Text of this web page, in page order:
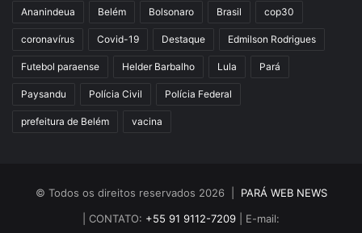
Ananindeua Belém Bolsonaro Brasil cop30
coronavírus Covid-19 Destaque Edmilson Rodrigues
Futebol paraense Helder Barbalho Lula Pará
Paysandu Polícia Civil Polícia Federal
prefeitura de Belém vacina
© Todos os direitos reservados 2026 | PARÁ WEB NEWS
| CONTATO: +55 91 9112-7209 | E-mail: